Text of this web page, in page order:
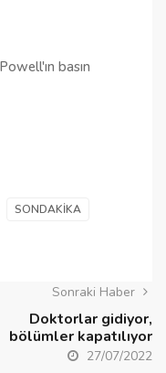
basın
SONDAKIKA
Sonraki Haber
Doktorlar gidiyor,
bölümler kapatılıyor
27/07/2022